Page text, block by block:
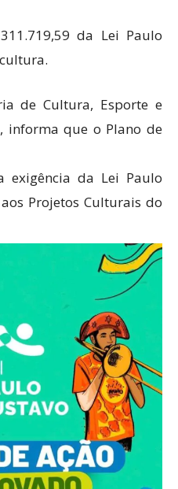
da Lei Paulo
de Cultura, Esporte e
informa que o Plano de
exigência da Lei Paulo
Projetos Culturais do